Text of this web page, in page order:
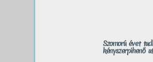
Szomorú évet
kényszerpihenő